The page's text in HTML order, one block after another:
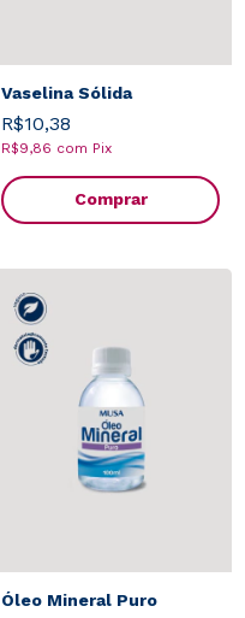
Vaselina Sólida
R$10,38
R$9,86 com Pix
Comprar
Óleo Mineral Puro